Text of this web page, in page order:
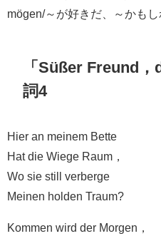
mögen/～が好きだ、～かも
「Süßer Freund
詞4
Hier an meinem Bette
Hat die Wiege Raum，
Wo sie still verberge
Meinen holden Traum?
Kommen wird der Morgen，